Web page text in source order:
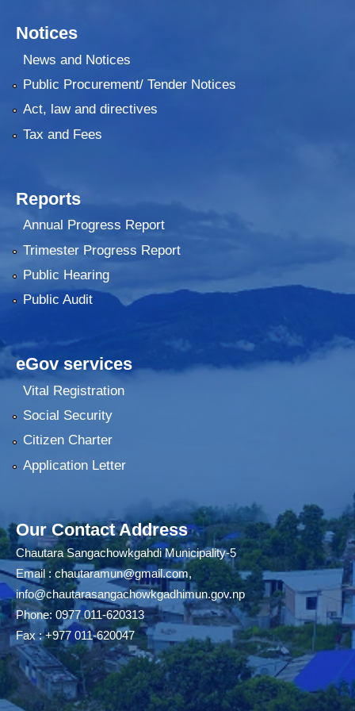
Notices
News and Notices
Public Procurement/ Tender Notices
Act, law and directives
Tax and Fees
Reports
Annual Progress Report
Trimester Progress Report
Public Hearing
Public Audit
eGov services
Vital Registration
Social Security
Citizen Charter
Application Letter
Our Contact Address
Chautara Sangachowkgahdi Municipality-5
Email :chautaramun@gmail.com,
info@chautarasangachowkgadhimun.gov.np
Phone: 0977 011-620313
Fax : +977 011-620047